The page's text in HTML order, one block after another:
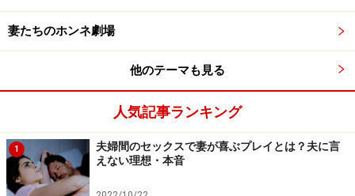
く子育てに関わっているような友達、先輩の家を訪問す
るなどして、いろいろと話を聞きます。
そしてその後、2人だけで、この先10年ぐらいの間の自
う。子供のいる家庭を目指すなら、教育資金なども含め
た家計プランや、女性の働き方についても計画を立てて
おく必要があります。子供のいる生活の事例を見たり話
しを聞いたりした後だと、より具体的なイメージがわく
妻たちのホンネ劇場
他のテーマも見る
人気記事ランキング
1
夫婦間のセックスで妻が喜ぶプレイとは？夫に言
えない理想・本音